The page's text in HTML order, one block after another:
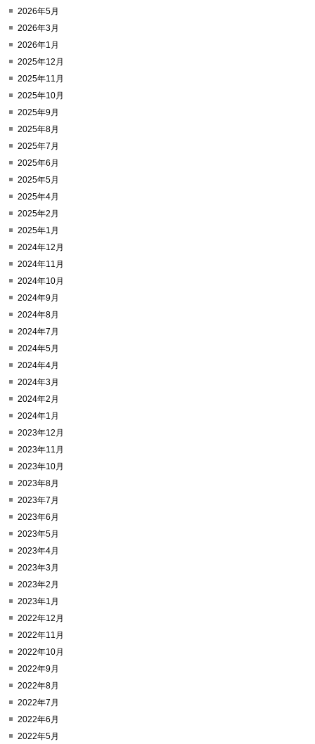
2026年5月
2026年3月
2026年1月
2025年12月
2025年11月
2025年10月
2025年9月
2025年8月
2025年7月
2025年6月
2025年5月
2025年4月
2025年2月
2025年1月
2024年12月
2024年11月
2024年10月
2024年9月
2024年8月
2024年7月
2024年5月
2024年4月
2024年3月
2024年2月
2024年1月
2023年12月
2023年11月
2023年10月
2023年8月
2023年7月
2023年6月
2023年5月
2023年4月
2023年3月
2023年2月
2023年1月
2022年12月
2022年11月
2022年10月
2022年9月
2022年8月
2022年7月
2022年6月
2022年5月